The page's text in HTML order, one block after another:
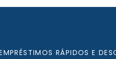
RÁPIDOS E